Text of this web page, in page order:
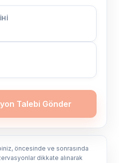
Talebi Gönder
öncesinde ve sonrasında
dikkate alınarak